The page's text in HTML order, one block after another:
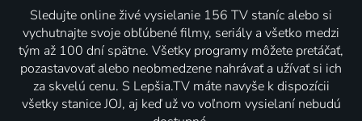
Sledujte online živé vysielanie 156 TV staníc alebo si
vychutnajte svoje obľúbené filmy, seriály a všetko medzi
tým až 100 dní spätne. Všetky programy môžete pretáčať,
pozastavovať alebo neobmedzene nahrávať a užívať si ich
za skvelú cenu. S Lepšia.TV máte navyše k dispozícii
všetky stanice JOJ, aj keď už vo voľnom vysielaní nebudú